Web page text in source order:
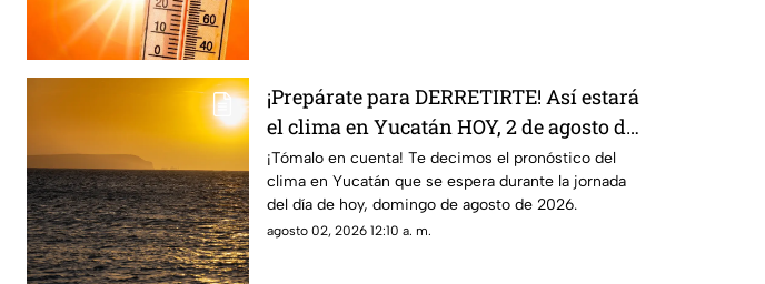
¡Prepárate para DERRETIRTE! Así estará
el clima en Yucatán HOY, 2 de agosto de
2026
¡Tómalo en cuenta! Te decimos el pronóstico del
clima en Yucatán que se espera durante la jornada
del día de hoy, domingo de agosto de 2026.
agosto 02, 2026 12:10 a. m.